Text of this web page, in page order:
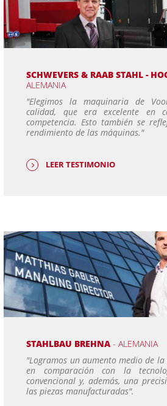
SCHWEVERS & RAAB STAHL -
ALEMANIA
"Elegimos la maquinaria de
calidad, que era excelente en
competencia. Esto también se
rendimiento de las máquinas."
LEER TESTIMONIO
STAHLBAU BREHNA- ALEMANIA
"Logramos un aumento medio de
en comparación con la
convencional y, además, una
las piezas manufacturadas".